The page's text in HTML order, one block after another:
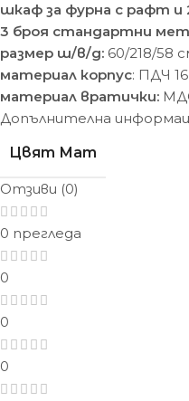
шкаф за фурна с рафт
3 броя стандартни
размер ш/в/д: 60/218/58
материал корпус: ПДЧ
материал вратички:
Допълнителна
Цвят Мат
Отзиви (0)
0 прегледа
0
0
0